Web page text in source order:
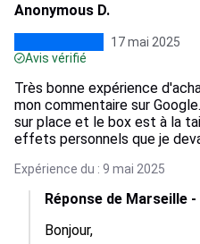
Anonymous D.
17 mai 2025
Avis vérifié
Très bonne expérience
mon commentaire sur
sur place et le box est à la
effets personnels que je
Expérience du : 9 mai 2025
Réponse de Marseille
Bonjour,